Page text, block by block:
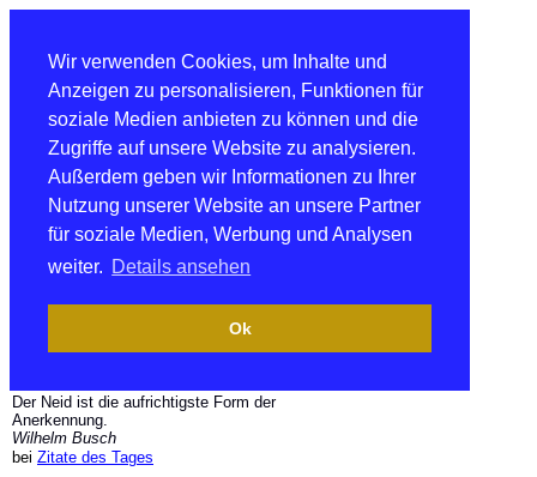
Wir verwenden Cookies, um Inhalte und
Anzeigen zu personalisieren, Funktionen für
soziale Medien anbieten zu können und die
Zugriffe auf unsere Website zu analysieren.
Außerdem geben wir Informationen zu Ihrer
Nutzung unserer Website an unsere Partner
für soziale Medien, Werbung und Analysen
weiter. Details ansehen
Ok
Der Neid ist die aufrichtigste Form der
Anerkennung.
Wilhelm Busch
bei Zitate des Tages